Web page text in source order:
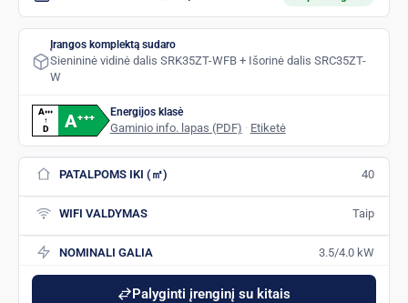
Įrangos komplektą sudaro
Sienininė vidinė dalis SRK35ZT-WFB + Išorinė dalis SRC35ZT-
W
A+++
↑
D A+++ Energijos klasė
Gaminio info. lapas (PDF) · Etiketė
PATALPOMS IKI (㎡) 40
WIFI VALDYMAS Taip
NOMINALI GALIA 3.5/4.0 kW
Palyginti įrenginį su kitais